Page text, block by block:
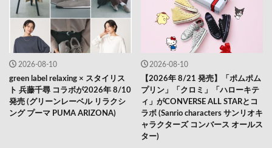
2026-08-10
green label relaxing × スタイリス
ト 兵藤千尋 コラボが2026年 8/10
発売 (グリーンレーベル リラクシ
ング プーマ PUMA ARIZONA)
2026-08-10
【2026年 8/21 発売】「ポムポム
プリン」「クロミ」「ハローキテ
ィ」がCONVERSE ALL STARとコ
ラボ (Sanrio characters サンリオキ
ャラクターズ コンバース オールス
ター)